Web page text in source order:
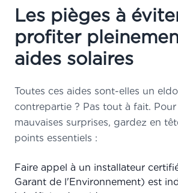
Les pièges à
profiter
aides solaires
Toutes ces aides sont-elles un
contrepartie ? Pas tout à fait. Pour
mauvaises surprises, gardez en
points essentiels :
Faire appel à un installateur
Garant de l'Environnement) est